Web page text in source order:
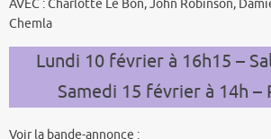
AVEC : Charlotte Le Bon, John Robinson,
Chemla
Lundi 10 février à 16h15 –
Samedi 15 février à 14h –
Voir la bande-annonce :